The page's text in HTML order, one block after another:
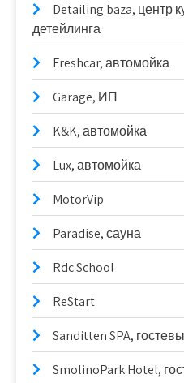
Detailing baza, центр
детейлинга
Freshcar, автомойка
Garage, ИП
K&K, автомойка
Lux, автомойка
MotorVip
Paradise, сауна
Rdc School
ReStart
Sanditten SPA,
SmolinoPark Hotel,